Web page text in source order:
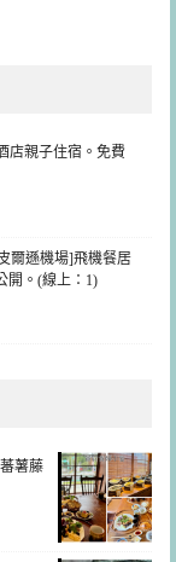
店親子住宿。免費
爾遜機場]飛機餐居
開。(線上：1)
薯藤